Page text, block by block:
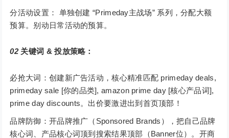
分活动设置： 单独创建 “Primeday主战场” 系列，分配大额
预算。别动日常活动的预算。
02 关键词 & 投放策略：
必抢大词：创建新广告活动，核心精准匹配 primeday deals,
primeday sale [你的品类], amazon prime day [核心产品词],
prime day discounts。出价要激进出到首页顶部！
品牌防御：开品牌推广（Sponsored Brands），把自己品牌
核心词、产品核心词顶到搜索结果顶部（Banner位）。开商